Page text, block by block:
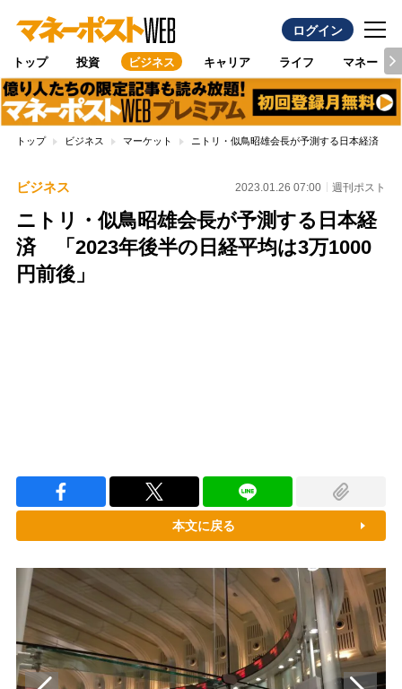
ログイン
トップ 投資 ビジネス キャリア ライフ マネー
トップ ビジネス マーケット ニトリ・似鳥昭雄会長が予測する日本経済 「
ビジネス 2023.01.26 07:00 週刊ポスト
ニトリ・似鳥昭雄会長が予測する日本経
済 「2023年後半の日経平均は3万1000
円前後」
本文に戻る